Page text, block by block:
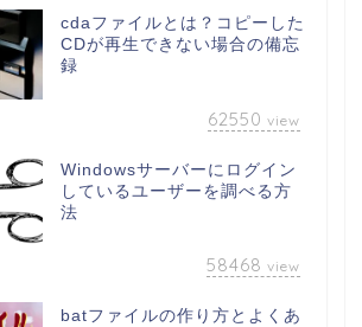
cdaファイルとは？コピーした
CDが再生できない場合の備忘
録
62550 view
Windowsサーバーにログイン
しているユーザーを調べる方
法
58468 view
batファイルの作り方とよくあ